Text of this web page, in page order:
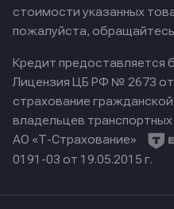
стоимости указанных
пожалуйста,
Кредит предоставляется
Лицензия ЦБ РФ № 2673 от
страхование
владельцев
АО «Т-Страхование»
0191-03 от 19.05.2015 г.